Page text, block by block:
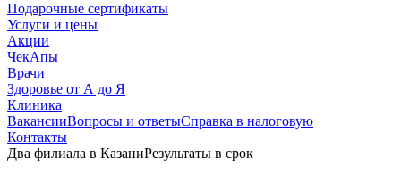
Подарочные сертификаты
Услуги и цены
Акции
ЧекАпы
Врачи
Здоровье от А до Я
Клиника
ВакансииВопросы и ответыСправка в налоговую
Контакты
Два филиала в КазаниРезультаты в срок